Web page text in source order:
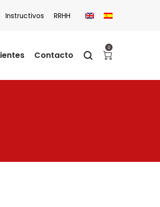
Instructivos RRHH
Contacto
0